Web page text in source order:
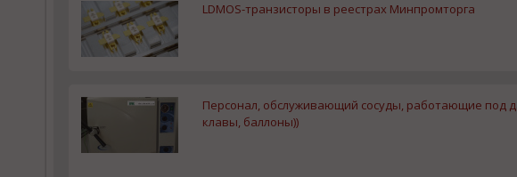
LDMOS-транзисторы в реестрах Минпромторга
Персонал, обслуживающий сосуды, работающие под
клавы, баллоны))